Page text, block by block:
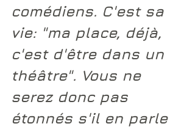
comédiens. C'est sa
vie: "ma place, déjà,
c'est d'être dans un
théâtre". Vous ne
serez donc pas
étonnés s'il en parle